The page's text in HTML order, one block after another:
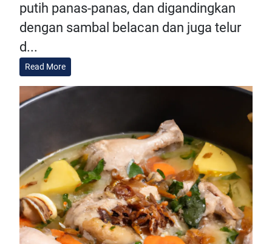
putih panas-panas, dan digandingkan
dengan sambal belacan dan juga telur
d...
Read More